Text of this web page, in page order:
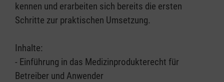
kennen und erarbeiten sich bereits die ersten
Schritte zur praktischen Umsetzung.
Inhalte:
- Einführung in das Medizinprodukterecht für
Betreiber und Anwender